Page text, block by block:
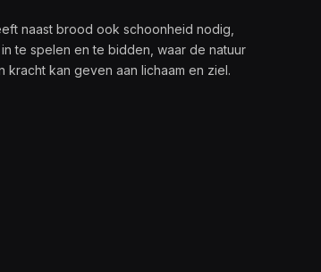
naast brood ook schoonheid nodig,
te spelen en te bidden, waar de natuur
kracht kan geven aan lichaam en ziel.